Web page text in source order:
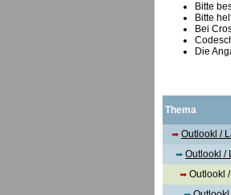
Bitte
Bitte
Bei
Die
Thema
Outlookl /
Outlookl /
Outlookl